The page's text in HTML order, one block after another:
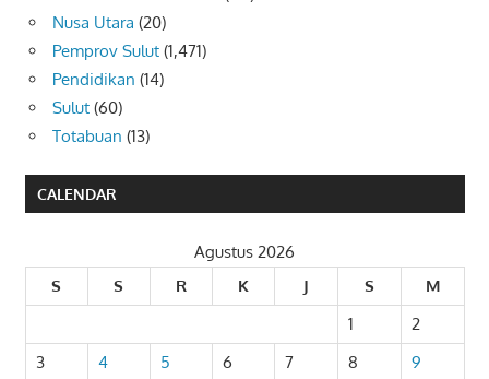
Nusa Utara (20)
Pemprov Sulut (1,471)
Pendidikan (14)
Sulut (60)
Totabuan (13)
CALENDAR
Agustus 2026
S
S R K J S
M
1
2
3
4 5 6 7 8
9